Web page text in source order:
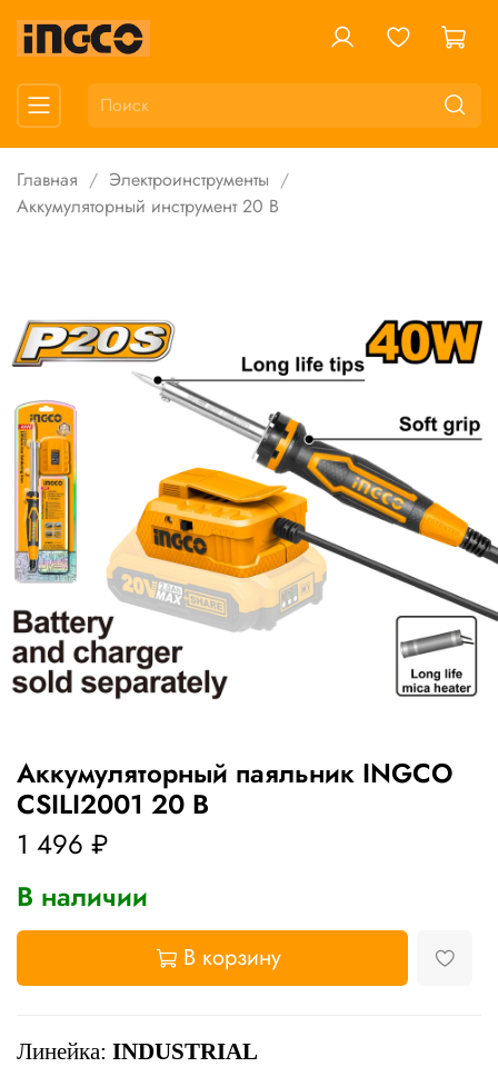
Главная
Электроинструменты
Аккумуляторный инструмент 20 В
Аккумуляторный паяльник INGCO
CSILI2001 20 В
1 496 ₽
В наличии
В корзину
Линейка: INDUSTRIAL